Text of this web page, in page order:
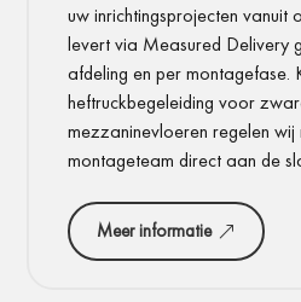
uw inrichtingsprojecten vanuit
levert via Measured Delivery
afdeling en per montagefase.
heftruckbegeleiding voor
mezzaninevloeren regelen
montageteam direct aan de
Meer informatie